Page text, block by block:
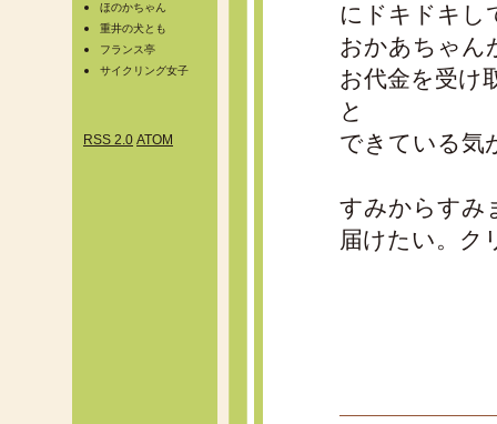
にドキドキし
おかあちゃん
お代金を受け
と
できている気
すみからすみ
届けたい。ク
ほのかちゃん
重井の犬とも
フランス亭
サイクリング女子
RSS 2.0 ATOM